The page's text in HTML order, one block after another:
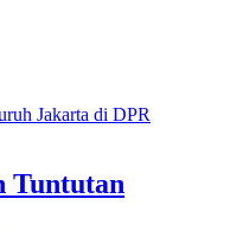
Tuntutan